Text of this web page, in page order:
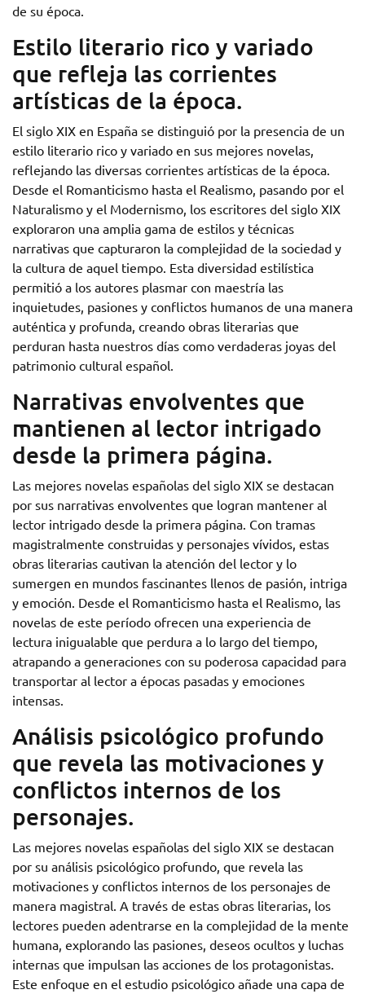
de su época.
Estilo literario rico y variado
que refleja las corrientes
artísticas de la época.
El siglo XIX en España se distinguió por la presencia de un
estilo literario rico y variado en sus mejores novelas,
reflejando las diversas corrientes artísticas de la época.
Desde el Romanticismo hasta el Realismo, pasando por el
Naturalismo y el Modernismo, los escritores del siglo XIX
exploraron una amplia gama de estilos y técnicas
narrativas que capturaron la complejidad de la sociedad y
la cultura de aquel tiempo. Esta diversidad estilística
permitió a los autores plasmar con maestría las
inquietudes, pasiones y conflictos humanos de una manera
auténtica y profunda, creando obras literarias que
perduran hasta nuestros días como verdaderas joyas del
patrimonio cultural español.
Narrativas envolventes que
mantienen al lector intrigado
desde la primera página.
Las mejores novelas españolas del siglo XIX se destacan
por sus narrativas envolventes que logran mantener al
lector intrigado desde la primera página. Con tramas
magistralmente construidas y personajes vívidos, estas
obras literarias cautivan la atención del lector y lo
sumergen en mundos fascinantes llenos de pasión, intriga
y emoción. Desde el Romanticismo hasta el Realismo, las
novelas de este período ofrecen una experiencia de
lectura inigualable que perdura a lo largo del tiempo,
atrapando a generaciones con su poderosa capacidad para
transportar al lector a épocas pasadas y emociones
intensas.
Análisis psicológico profundo
que revela las motivaciones y
conflictos internos de los
personajes.
Las mejores novelas españolas del siglo XIX se destacan
por su análisis psicológico profundo, que revela las
motivaciones y conflictos internos de los personajes de
manera magistral. A través de estas obras literarias, los
lectores pueden adentrarse en la complejidad de la mente
humana, explorando las pasiones, deseos ocultos y luchas
internas que impulsan las acciones de los protagonistas.
Este enfoque en el estudio psicológico añade una capa de